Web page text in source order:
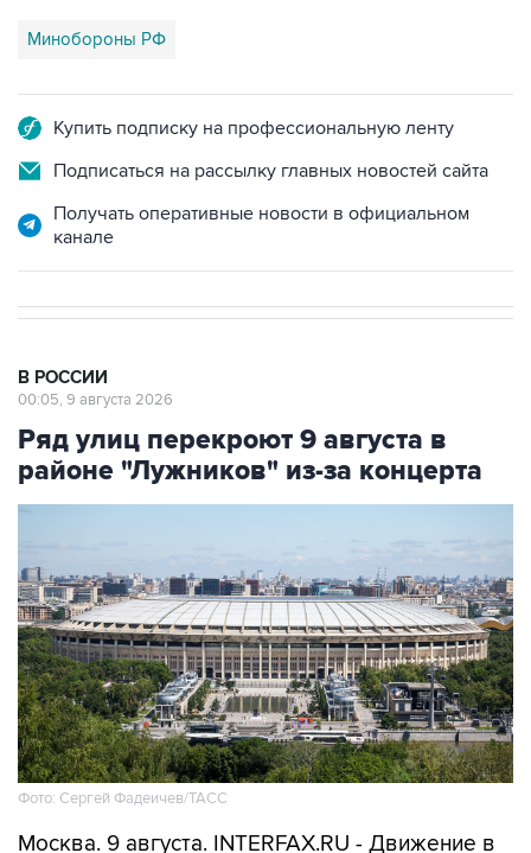
Минобороны РФ
Купить подписку на профессиональную ленту
Подписаться на рассылку главных новостей сайта
Получать оперативные новости в официальном
канале
В РОССИИ
00:05, 9 августа 2026
Ряд улиц перекроют 9 августа в
районе "Лужников" из-за концерта
Фото: Сергей Фадеичев/ТАСС
Москва. 9 августа. INTERFAX.RU - Движение в